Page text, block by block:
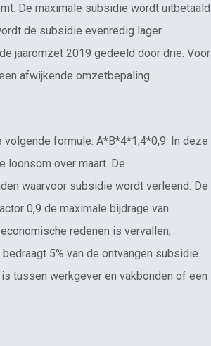
De maximale subsidie wordt uitbetaald
de subsidie evenredig lager
jaaromzet 2019 gedeeld door drie. Voor
afwijkende omzetbepaling.
formule: A*B*4*1,4*0,9. In deze
loonsom over maart. De
waarvoor subsidie wordt verleend. De
0,9 de maximale bijdrage van
redenen is vervallen,
5% van de ontvangen subsidie.
tussen werkgever en vakbonden of een